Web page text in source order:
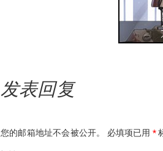
发表回复
您的邮箱地址不会被公开。 必填项已用 *